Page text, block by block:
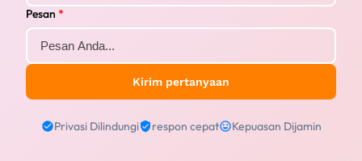
Pesan *
Kirim pertanyaan
Privasi Dilindungi respon cepat Kepuasan Dijamin